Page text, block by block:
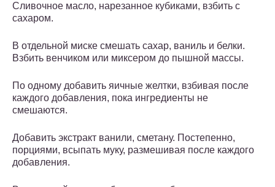
Сливочное масло, нарезанное кубиками, взбить с
сахаром.
В отдельной миске смешать сахар, ваниль и белки.
Взбить венчиком или миксером до пышной массы.
По одному добавить яичные желтки, взбивая после
каждого добавления, пока ингредиенты не
смешаются.
Добавить экстракт ванили, сметану. Постепенно,
порциями, всыпать муку, размешивая после каждого
добавления.